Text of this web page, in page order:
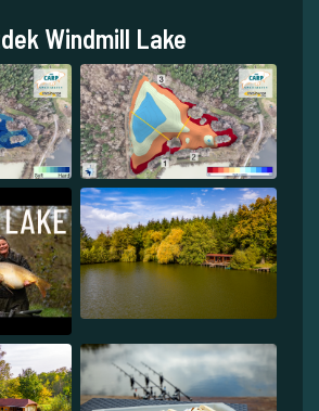
Windmill Lake